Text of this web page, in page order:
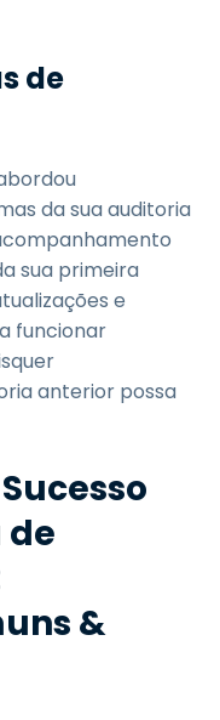
de
da sua auditoria
sua primeira
e
funcionar
anterior possa
de
&